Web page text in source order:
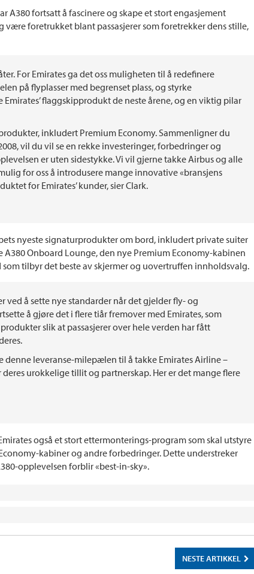
A380 fortsatt å fascinere og skape et stort engasjement
være foretrukket blant passasjerer som foretrekker dens stille,
For Emirates ga det oss muligheten til å redefinere
på flyplasser med begrenset plass, og styrke
flaggskipprodukt de neste årene, og en viktig pilar
inkludert Premium Economy. Sammenligner du
vil du vil se en rekke investeringer, forbedringer og
er uten sidestykke. Vi vil gjerne takke Airbus og alle
for oss å introdusere mange innovative «bransjens
for Emirates’ kunder, sier Clark.
nyeste signaturprodukter om bord, inkludert private suiter
A380 Onboard Lounge, den nye Premium Economy-kabinen
tilbyr det beste av skjermer og uovertruffen innholdsvalg.
ved å sette nye standarder når det gjelder fly- og
å gjøre det i flere tiår fremover med Emirates, som
slik at passasjerer over hele verden har fått
denne leveranse-milepælen til å takke Emirates Airline –
urokkelige tillit og partnerskap. Her er det mange flere
også et stort ettermonterings-program som skal utstyre
kabiner og andre forbedringer. Dette understreker
opplevelsen forblir «best-in-sky».
NESTE ARTIKKEL